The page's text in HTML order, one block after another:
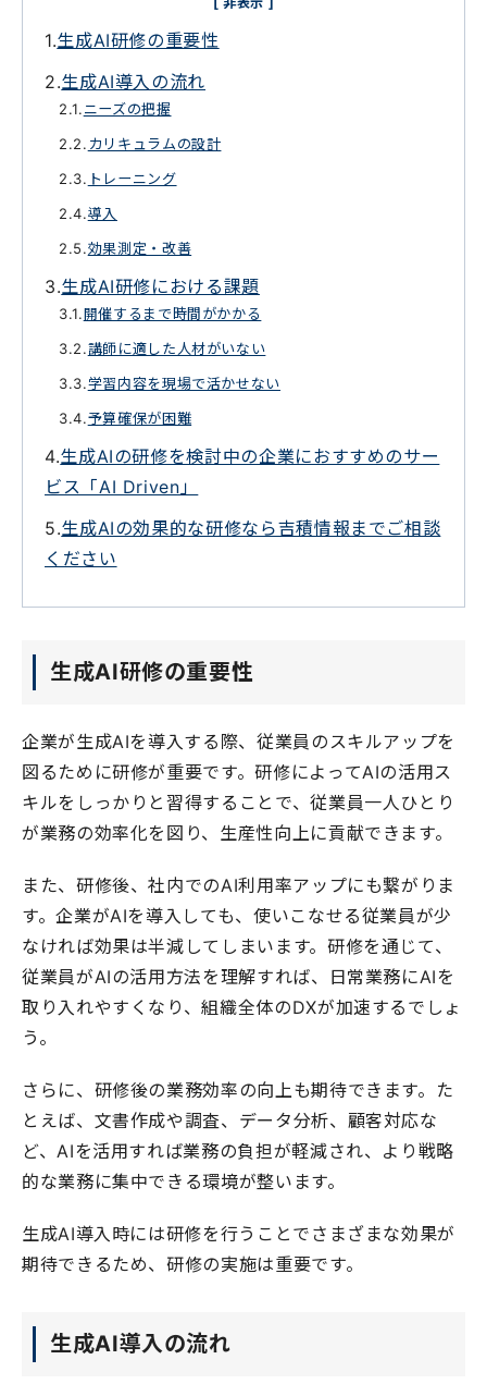
生成AI研修の重要性
生成AI導入の流れ
ニーズの把握
カリキュラムの設計
トレーニング
導入
効果測定・改善
生成AI研修における課題
開催するまで時間がかかる
講師に適した人材がいない
学習内容を現場で活かせない
予算確保が困難
生成AIの研修を検討中の企業におすすめのサー
ビス「AI Driven」
生成AIの効果的な研修なら吉積情報までご相談
ください
生成AI研修の重要性
企業が生成AIを導入する際、従業員のスキルアップを
図るために研修が重要です。研修によってAIの活用ス
キルをしっかりと習得することで、従業員一人ひとり
が業務の効率化を図り、生産性向上に貢献できます。
また、研修後、社内でのAI利用率アップにも繋がりま
す。企業がAIを導入しても、使いこなせる従業員が少
なければ効果は半減してしまいます。研修を通じて、
従業員がAIの活用方法を理解すれば、日常業務にAIを
取り入れやすくなり、組織全体のDXが加速するでしょ
う。
さらに、研修後の業務効率の向上も期待できます。た
とえば、文書作成や調査、データ分析、顧客対応な
ど、AIを活用すれば業務の負担が軽減され、より戦略
的な業務に集中できる環境が整います。
生成AI導入時には研修を行うことでさまざまな効果が
期待できるため、研修の実施は重要です。
生成AI導入の流れ